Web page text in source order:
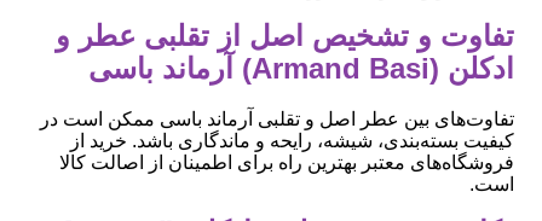
تفاوت و تشخیص اصل از تقلبی عطر و
ادکلن (Armand Basi) آرماند باسی
تفاوت‌های بین عطر اصل و تقلبی آرماند باسی ممکن است در
کیفیت بسته‌بندی، شیشه، رایحه و ماندگاری باشد. خرید از
فروشگاه‌های معتبر بهترین راه برای اطمینان از اصالت کالا
است.